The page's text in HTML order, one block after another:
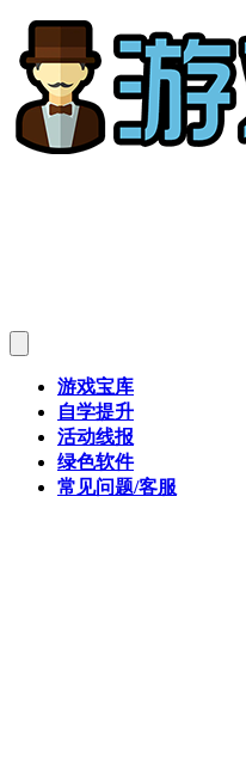
游戏宝库
自学提升
活动线报
绿色软件
常见问题/客服